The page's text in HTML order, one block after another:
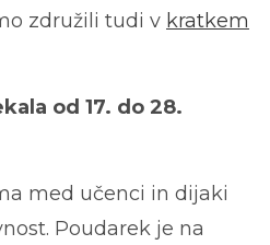
združili tudi v kratkem
od 17. do 28.
med učenci in dijaki
Poudarek je na